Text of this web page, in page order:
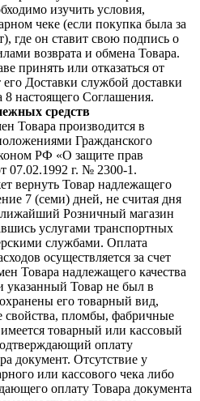
изучить условия,
чеке (если покупка была за
где он ставит свою подпись о
возврата и обмена Товара.
принять или отказаться от
Доставки службой доставки
8 настоящего Соглашения.
средств
Товара производится в
Гражданского
РФ «О защите прав
07.02.1992 г. № 2300-1.
вернуть Товар надлежащего
7 (семи) дней, не считая дня
Розничный магазин
услугами транспортных
службами. Оплата
осуществляется за счет
Товара надлежащего качества
указанный Товар не был в
его товарный вид,
свойства, пломбы, фабричные
товарный или кассовый
оплату
документ. Отсутствие у
или кассового чека либо
оплату Товара документа